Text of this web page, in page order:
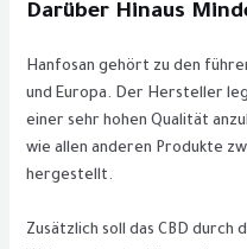
Darüber Hinaus
Hanfosan gehört zu den
und Europa. Der Hersteller
einer sehr hohen Qualität
wie allen anderen Produkte
hergestellt.
Zusätzlich soll das CBD